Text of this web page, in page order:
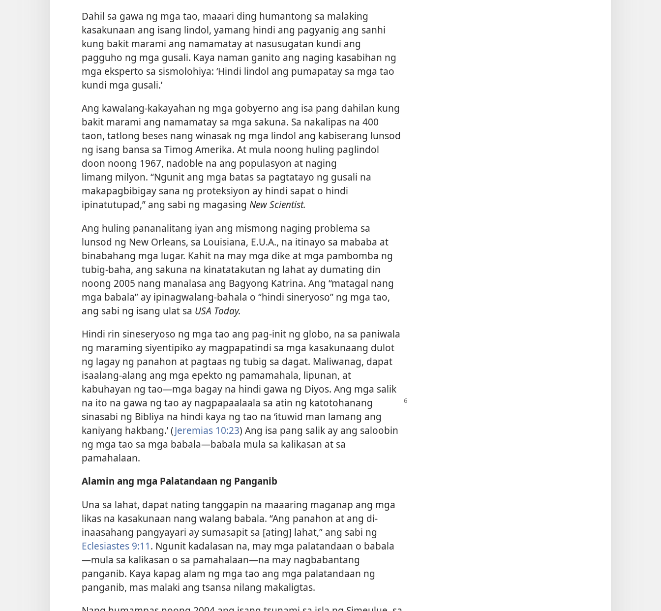
Dahil sa gawa ng mga tao, maaari ding humantong sa malaking
kasakunaan ang isang lindol, yamang hindi ang pagyanig ang sanhi
kung bakit marami ang namamatay at nasusugatan kundi ang
pagguho ng mga gusali. Kaya naman ganito ang naging kasabihan ng
mga eksperto sa sismolohiya: ‘Hindi lindol ang pumapatay sa mga tao
kundi mga gusali.’
Ang kawalang-kakayahan ng mga gobyerno ang isa pang dahilan kung
bakit marami ang namamatay sa mga sakuna. Sa nakalipas na 400
taon, tatlong beses nang winasak ng mga lindol ang kabiserang lunsod
ng isang bansa sa Timog Amerika. At mula noong huling paglindol
doon noong 1967, nadoble na ang populasyon at naging
limang milyon. “Ngunit ang mga batas sa pagtatayo ng gusali na
makapagbibigay sana ng proteksiyon ay hindi sapat o hindi
ipinatutupad,” ang sabi ng magasing New Scientist.
Ang huling pananalitang iyan ang mismong naging problema sa
lunsod ng New Orleans, sa Louisiana, E.U.A., na itinayo sa mababa at
binabahang mga lugar. Kahit na may mga dike at mga pambomba ng
tubig-baha, ang sakuna na kinatatakutan ng lahat ay dumating din
noong 2005 nang manalasa ang Bagyong Katrina. Ang “matagal nang
mga babala” ay ipinagwalang-bahala o “hindi sineryoso” ng mga tao,
ang sabi ng isang ulat sa USA Today.
Hindi rin sineseryoso ng mga tao ang pag-init ng globo, na sa paniwala
ng maraming siyentipiko ay magpapatindi sa mga kasakunaang dulot
ng lagay ng panahon at pagtaas ng tubig sa dagat. Maliwanag, dapat
isaalang-alang ang mga epekto ng pamamahala, lipunan, at
kabuhayan ng tao​—mga bagay na hindi gawa ng Diyos. Ang mga salik
na ito na gawa ng tao ay nagpapaalaala sa atin ng katotohanang
sinasabi ng Bibliya na hindi kaya ng tao na ‘ituwid man lamang ang
kaniyang hakbang.’ (Jeremias 10:23) Ang isa pang salik ay ang saloobin
ng mga tao sa mga babala​—babala mula sa kalikasan at sa
pamahalaan.
Alamin ang mga Palatandaan ng Panganib
Una sa lahat, dapat nating tanggapin na maaaring maganap ang mga
likas na kasakunaan nang walang babala. “Ang panahon at ang di-
inaasahang pangyayari ay sumasapit sa [ating] lahat,” ang sabi ng
Eclesiastes 9:11. Ngunit kadalasan na, may mga palatandaan o babala​
—mula sa kalikasan o sa pamahalaan​—na may nagbabantang
panganib. Kaya kapag alam ng mga tao ang mga palatandaan ng
panganib, mas malaki ang tsansa nilang makaligtas.